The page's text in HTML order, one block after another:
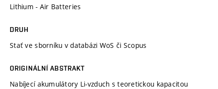
Lithium - Air Batteries
DRUH
Stať ve sborníku v databázi WoS či Scopus
ORIGINÁLNÍ ABSTRAKT
Nabíjecí akumulátory Li-vzduch s teoretickou kapacitou